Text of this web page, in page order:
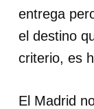
entrega
el destino
criterio, es
El Madrid